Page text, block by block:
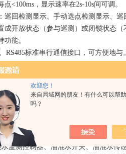
欢迎您！
来自局域网的朋友！有什么可以帮
吗？
<100ms，显示速率在2s-10s间可调。
巡回检测显示、手动选点检测显示、巡
成开放状态（参与巡测）或闭锁状态（
功能。
RS485标准串行通信接口，可方便地
印机，具有定时、召唤、越限等打印功
、热电阻冷端补偿均通过电阻值、
导致的计算误差。 该误差在非线性严
测温电阻、RTD温控开关、深井水
器、热导式示流信号器、油位计、YHX
监测控制器、油混水开关、油混水传